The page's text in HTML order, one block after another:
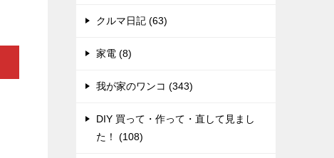
クルマ日記 (63)
家電 (8)
我が家のワンコ (343)
DIY 買って・作って・直して見まし
た！ (108)